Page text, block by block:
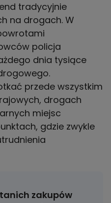
tradycyjnie
na drogach. W
policja
dnia tysiące
przede wszystkim
drogach
miejsc
gdzie zwykle
zakupów